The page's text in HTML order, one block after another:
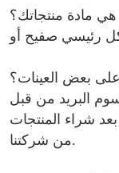
مادة منتجاتك؟
رئيسي
بعض العينات؟
البريد من قبل
بعد شراء المنتجات
من شركتنا.